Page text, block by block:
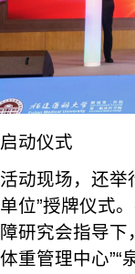
启动仪式
活动现场，还举
单位”授牌仪式
障研究会指导下
体重管理中心”“